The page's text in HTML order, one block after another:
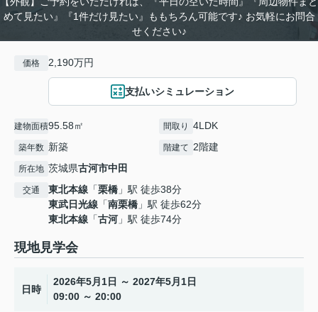
めて見たい』『1件だけ見たい』ももちろん可能です♪ お気軽にお問合
せください♪
価格 2,190万円
支払いシミュレーション
建物面積95.58㎡ 間取り 4LDK
築年数 新築 階建て 2階建
所在地 茨城県古河市中田
交通 東北本線 「栗橋 」駅 徒歩38分
東武日光線 「南栗橋 」駅 徒歩62分
東北本線 「古河 」駅 徒歩74分
現地見学会
日時
2026年5月1日 ～ 2027年5月1日
09:00 ～ 20:00